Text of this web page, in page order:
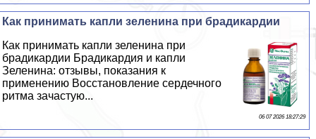
Как принимать капли зеленина при брадикардии
Как принимать капли зеленина при
брадикардии Брадикардия и капли
Зеленина: отзывы, показания к
применению Восстановление сердечного
ритма зачастую...
06 07 2026 18:27:29